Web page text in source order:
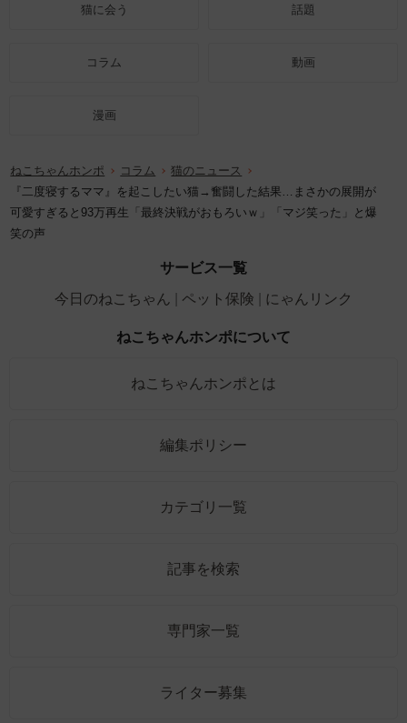
猫に会う 話題
コラム 動画
漫画
ねこちゃんホンポ コラム
猫のニュース
『二度寝するママ』を起こしたい猫→奮闘した結果…まさかの展開が
可愛すぎると93万再生「最終決戦がおもろいｗ」「マジ笑った」と爆
笑の声
サービス一覧
今日のねこちゃん
ペット保険 にゃんリンク
ねこちゃんホンポについて
ねこちゃんホンポとは
編集ポリシー
カテゴリ一覧
記事を検索
専門家一覧
ライター募集